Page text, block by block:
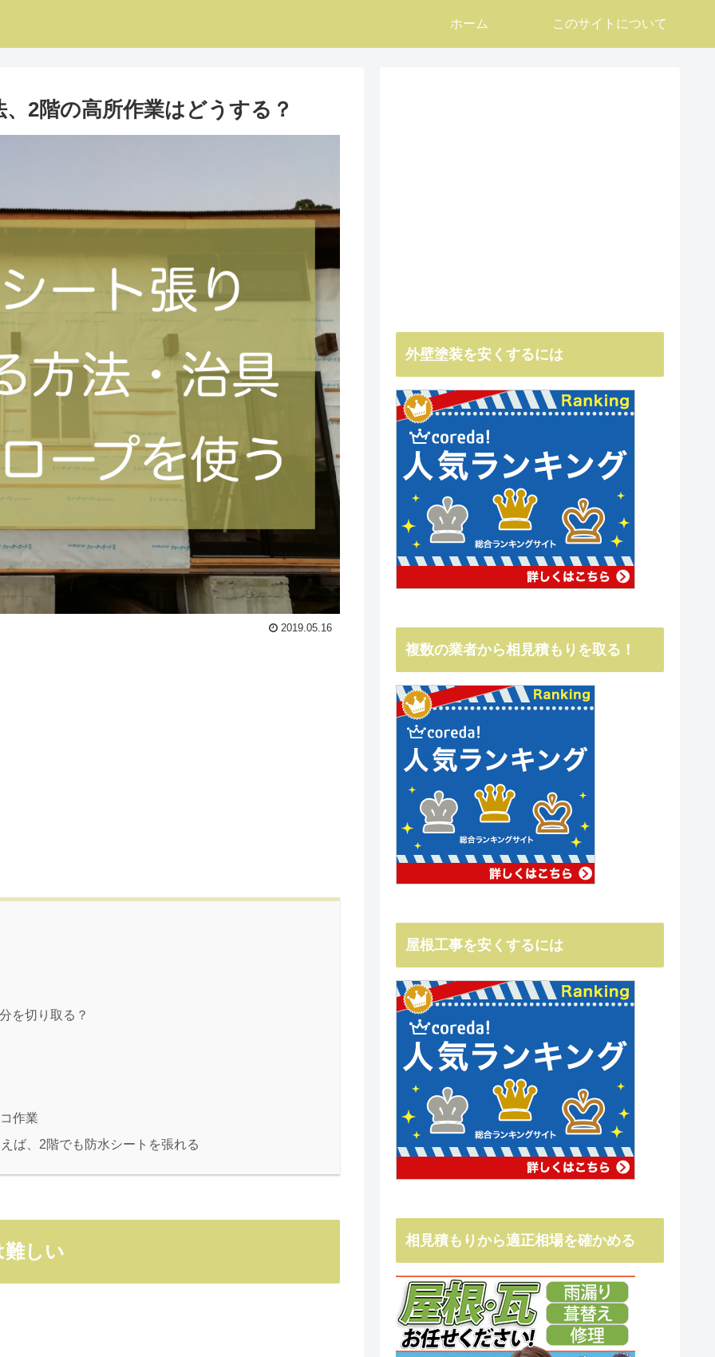
ホーム このサイトについて
2階の高所作業はどうする？
2019.05.16
を切り取る？
作業
ば、2階でも防水シートを張れる
難しい
外壁塗装を安くするには
複数の業者から相見積もりを取る！
屋根工事を安くするには
相見積もりから適正相場を確かめる